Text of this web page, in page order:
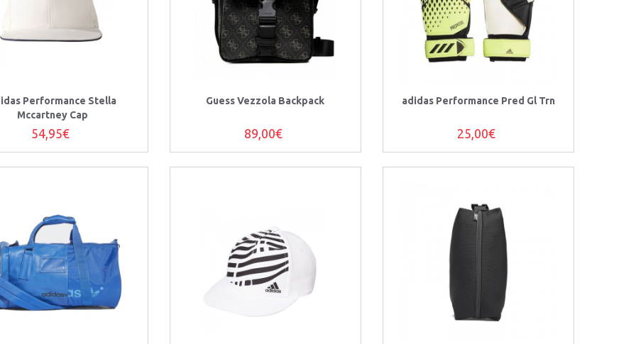
Performance Stella
Mccartney Cap
54,95€
Guess Vezzola Backpack
89,00€
adidas Performance Pred Gl Trn
25,00€